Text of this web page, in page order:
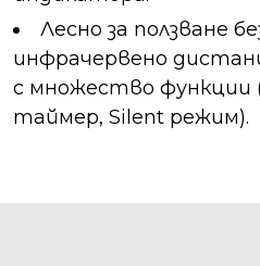
Лесно за ползване
инфрачервено
с множество функции
таймер, Silent режим).